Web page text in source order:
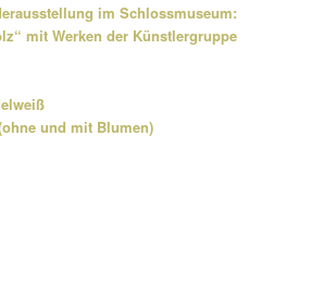
im Schlossmuseum:
mit Werken der Künstlergruppe
und mit Blumen)